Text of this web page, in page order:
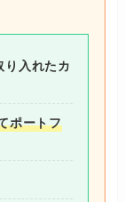
り入れたカ
ポートフ